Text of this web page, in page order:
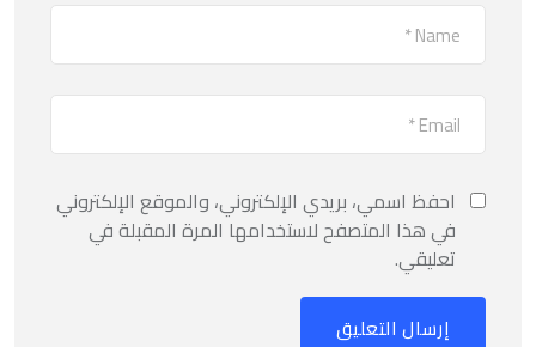
احفظ اسمي، بريدي الإلكتروني، والموقع الإلكتروني
في هذا المتصفح لاستخدامها المرة المقبلة في
تعليقي.